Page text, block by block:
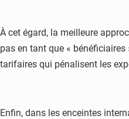
À cet égard, la meilleure
pas en tant que «
tarifaires qui pénalisent les
Enfin, dans les enceintes